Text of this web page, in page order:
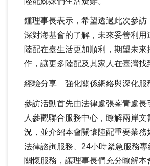
鍾理事長表示，希望透過此次參訪
深對海基會的了解，未來妥善利用
陸配在臺生活更加順利，期望未來
作，讓更多陸配及其家人在臺灣找
經驗分享 強化關係網絡與深化服
參訪活動首先由法律處張峯青處長
人參觀聯合服務中心，瞭解兩岸文
況，並介紹本會關懷陸配重要業務
法律諮詢服務、 24小時緊急服務
關懷服務，讓理事長們充分瞭解本